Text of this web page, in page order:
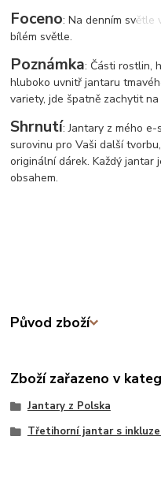
Foceno: Na denním světle
bílém světle.
Poznámka: Části rostlin,
hluboko uvnitř jantaru
variety, jde špatně zachytit
Shrnutí: Jantary z mého
surovinu pro Vaši další
originální dárek. Každý jantar
obsahem.
Původ zboží
Zboží zařazeno v
Jantary z Polska
Třetihorní jantar s